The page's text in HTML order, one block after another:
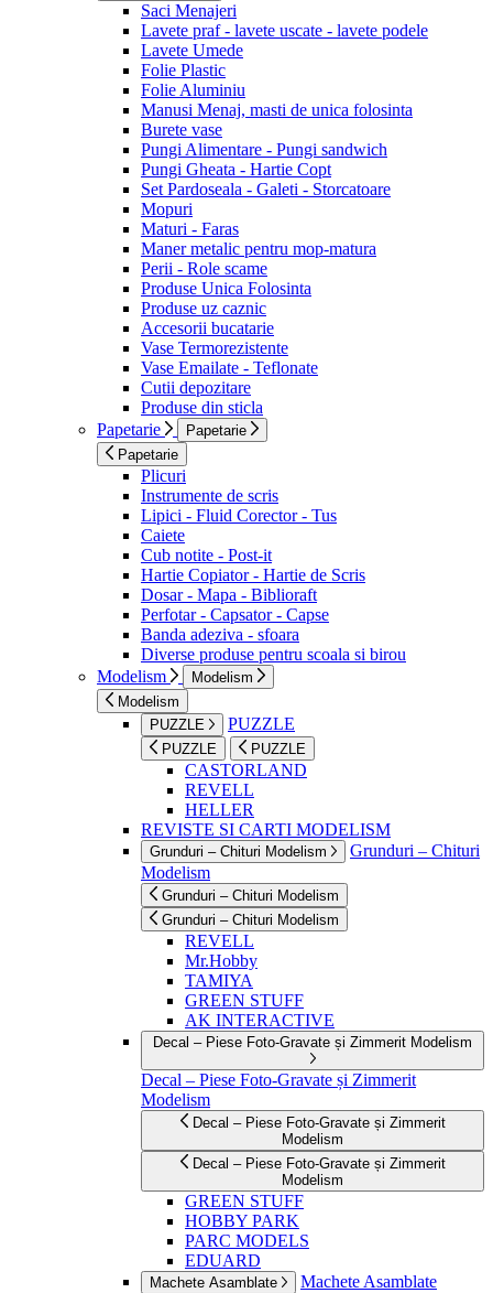
Saci Menajeri
Lavete praf - lavete uscate - lavete podele
Lavete Umede
Folie Plastic
Folie Aluminiu
Manusi Menaj, masti de unica folosinta
Burete vase
Pungi Alimentare - Pungi sandwich
Pungi Gheata - Hartie Copt
Set Pardoseala - Galeti - Storcatoare
Mopuri
Maturi - Faras
Maner metalic pentru mop-matura
Perii - Role scame
Produse Unica Folosinta
Produse uz caznic
Accesorii bucatarie
Vase Termorezistente
Vase Emailate - Teflonate
Cutii depozitare
Produse din sticla
Papetarie
Papetarie
Papetarie
Plicuri
Instrumente de scris
Lipici - Fluid Corector - Tus
Caiete
Cub notite - Post-it
Hartie Copiator - Hartie de Scris
Dosar - Mapa - Biblioraft
Perfotar - Capsator - Capse
Banda adeziva - sfoara
Diverse produse pentru scoala si birou
Modelism
Modelism
Modelism
PUZZLE
PUZZLE
PUZZLE PUZZLE
CASTORLAND
REVELL
HELLER
REVISTE SI CARTI MODELISM
Grunduri – Chituri Modelism
Grunduri – Chituri
Modelism
Grunduri – Chituri Modelism
Grunduri – Chituri Modelism
REVELL
Mr.Hobby
TAMIYA
GREEN STUFF
AK INTERACTIVE
Decal – Piese Foto-Gravate și Zimmerit Modelism
Decal – Piese Foto-Gravate și Zimmerit
Modelism
Decal – Piese Foto-Gravate și Zimmerit
Modelism
Decal – Piese Foto-Gravate și Zimmerit
Modelism
GREEN STUFF
HOBBY PARK
PARC MODELS
EDUARD
Machete Asamblate Machete Asamblate